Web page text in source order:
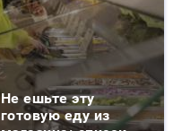
Не ешьте эту
готовую еду из